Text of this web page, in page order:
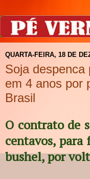
QUARTA-FEIRA, 18 DE
Soja
em 4 anos por
Brasil
O contrato de
centavos, para
bushel, por